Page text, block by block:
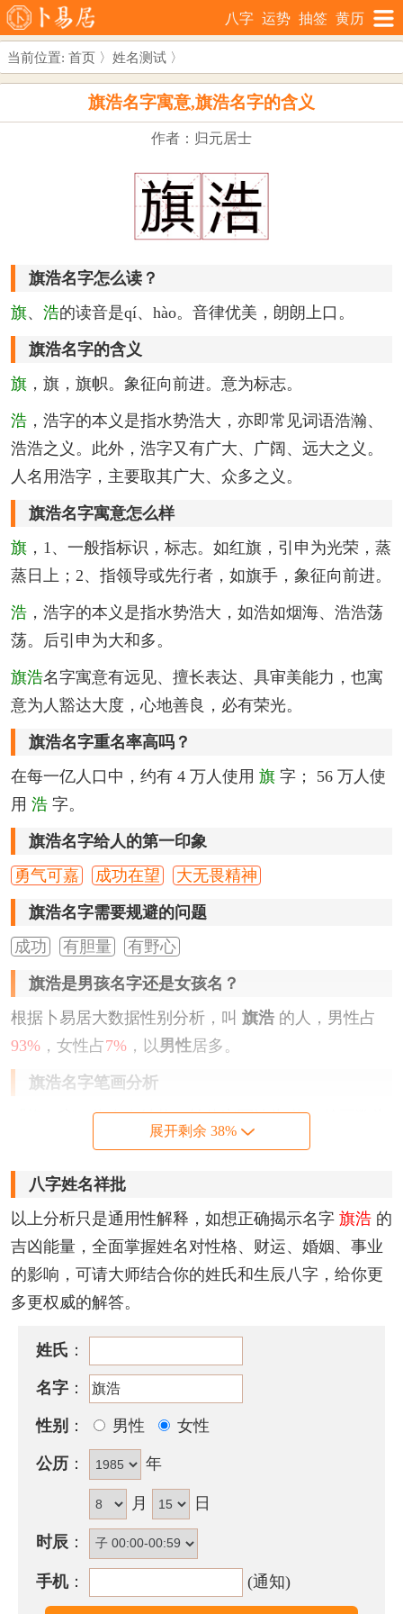
八字 运势 抽签 黄历
当前位置: 首页 〉 姓名测试 〉
旗浩名字寓意,旗浩名字的含义
作者：归元居士
旗浩名字怎么读？
旗、 浩的读音是qí、hào。音律优美，朗朗上口。
旗浩名字的含义
旗 ，旗，旗帜。象征向前进。意为标志。
浩 ，浩字的本义是指水势浩大，亦即常见词语浩瀚、
浩浩之义。此外，浩字又有广大、广阔、远大之义。
人名用浩字，主要取其广大、众多之义。
旗浩名字寓意怎么样
旗 ，1、一般指标识，标志。如红旗，引申为光荣，蒸
蒸日上；2、指领导或先行者，如旗手，象征向前进。
浩 ，浩字的本义是指水势浩大，如浩如烟海、浩浩荡
荡。后引申为大和多。
旗浩名字寓意有远见、擅长表达、具审美能力，也寓
意为人豁达大度，心地善良，必有荣光。
旗浩名字重名率高吗？
在每一亿人口中，约有 4 万人使用 旗 字； 56 万人使
用 浩 字。
旗浩名字给人的第一印象
勇气可嘉
成功在望 大无畏精神
旗浩名字需要规避的问题
成功
有胆量 有野心
旗浩是男孩名字还是女孩名？
根据卜易居大数据性别分析，叫 旗浩 的人，男性占
93% ，女性占7% ，以男性居多。
旗浩名字笔画分析
字，为左右结构，繁体字写法为旗，笔画数为
『浩』字，为左右结构，繁体字写法为
10 划。
该名字的五格笔画搭配为：14-10 ，五格大吉。
旗浩名字性格印象
输且自律甚严，缺乏服从心，容易陷入一意孤行，创
业过程碰到困难很多。
歇，武中还有李襄阳。
——《赠永崇李将军充襄阳制置使》
旗浩名字五行属性
旗浩的姓名五行组合是：木-水。这种组合的人虽有智
慧，但精神生活常会感到不安，做事容易一意孤行，
展开剩余 38%
八字姓名祥批
以上分析只是通用性解释，如想正确揭示名字 旗浩 的
吉凶能量，全面掌握姓名对性格、财运、婚姻、事业
的影响，可请大师结合你的姓氏和生辰八字，给你更
多更权威的解答。
姓氏 ：
名字 ：
性别 ： 男性 女性
公历 ： 年
月 日
时辰 ：
手机： (通知)